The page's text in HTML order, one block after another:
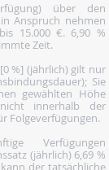
über den
Anspruch nehmen
15.000 €. 6,90 %
Zeit.
%] (jährlich) gilt nur
Sie
gewählten Höhe
innerhalb der
Folgeverfügungen.
Verfügungen
(jährlich) 6,69 %
der tatsächliche